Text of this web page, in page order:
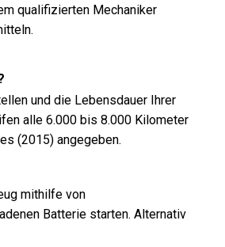
qualifizierten Mechaniker
und die Lebensdauer Ihrer
alle 6.000 bis 8.000 Kilometer
(2015) angegeben.
mithilfe von
Batterie starten. Alternativ